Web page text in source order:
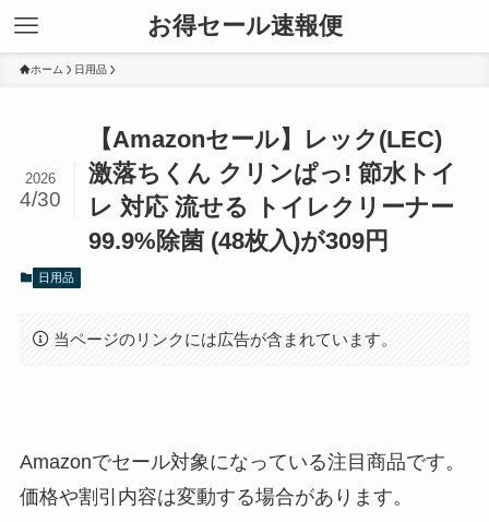
お得セール速報便
ホーム 日用品
【Amazonセール】レック(LEC)
激落ちくん クリンぱっ! 節水トイ
レ 対応 流せる トイレクリーナー
99.9%除菌 (48枚入)が309円
2026
4/30
日用品
当ページのリンクには広告が含まれています。
Amazonでセール対象になっている注目商品です。
価格や割引内容は変動する場合があります。